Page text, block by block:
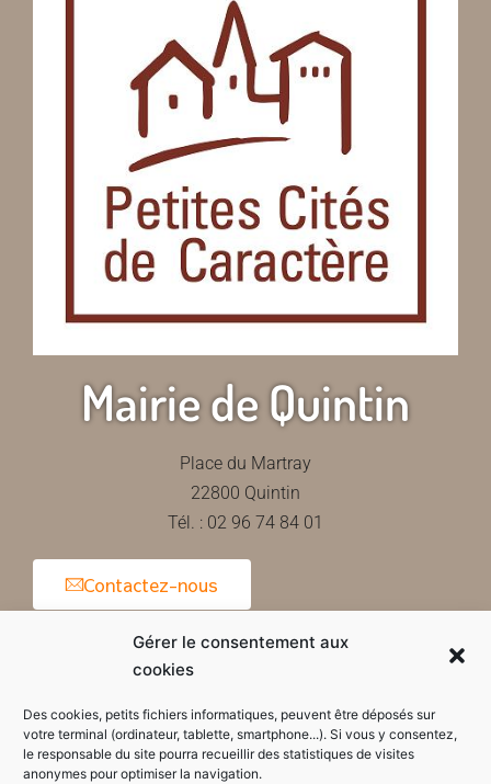
Gérer le consentement aux
cookies
Des cookies, petits fichiers informatiques, peuvent être déposés sur
votre terminal (ordinateur, tablette, smartphone...). Si vous y consentez,
le responsable du site pourra recueillir des statistiques de visites
anonymes pour optimiser la navigation.
Mairie de Quintin
Place du Martray
22800 Quintin
Tél. : 02 96 74 84 01
Contactez-nous
Horaires d'ouverture de la mairie